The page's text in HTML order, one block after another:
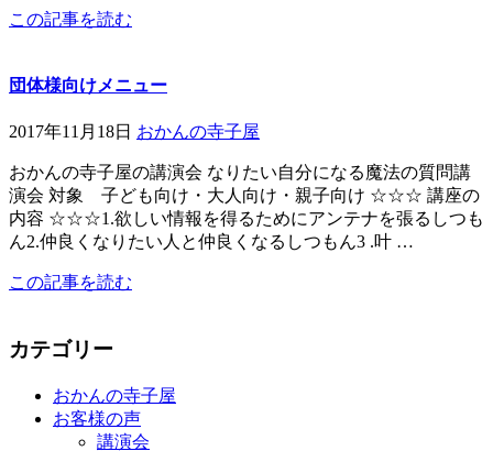
この記事を読む
団体様向けメニュー
2017年11月18日 おかんの寺子屋
おかんの寺子屋の講演会 なりたい自分になる魔法の質問講
演会 対象 子ども向け・大人向け・親子向け ☆☆☆ 講座の
内容 ☆☆☆1.欲しい情報を得るためにアンテナを張るしつも
ん2.仲良くなりたい人と仲良くなるしつもん3 .叶 …
この記事を読む
カテゴリー
おかんの寺子屋
お客様の声
講演会